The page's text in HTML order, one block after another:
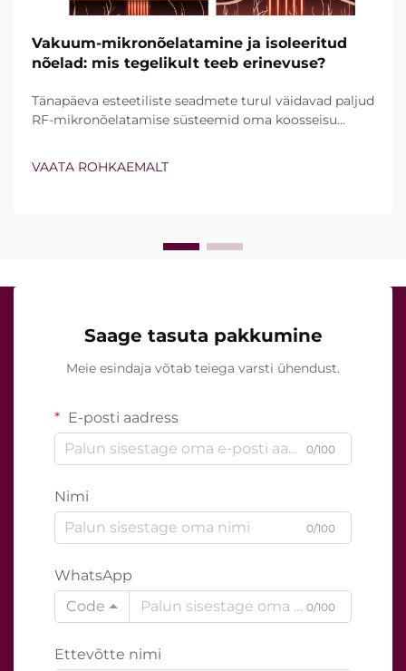
Vakuum-mikronõelatamine ja isoleeritud
nõelad: mis tegelikult teeb erinevuse?
Tänapäeva esteetiliste seadmete turul väidavad paljud
RF-mikronõelatamise süsteemid oma koosseisu
funktsioonid olemas on, vaid kuidas nad kliinilise ravi
VAATA ROHKAEMALT
Saage tasuta pakkumine
Meie esindaja võtab teiega varsti ühendust.
E-posti aadress
0/100
Nimi
0/100
WhatsApp
Code
0/100
Ettevõtte nimi